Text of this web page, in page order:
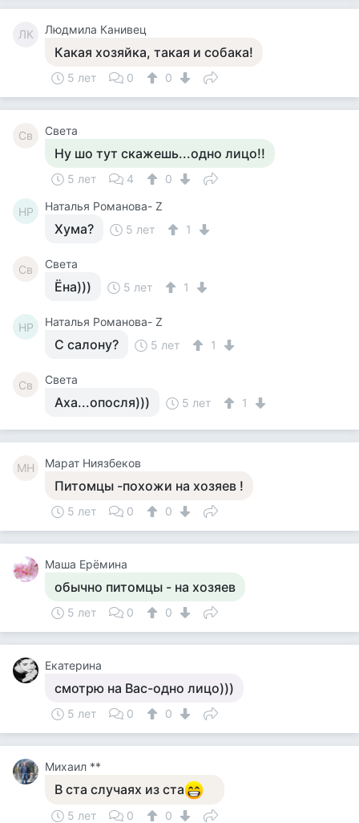
ЛК Людмила Канивец
Какая хозяйка, такая и собака!
5 лет 0 0
Св Света
Ну шо тут скажешь...одно лицо!!
5 лет 4 0
НР Наталья Романова- Z
Хума? 5 лет 1
Св Света
Ёна))) 5 лет 1
НР Наталья Романова- Z
С салону? 5 лет 1
Св Света
Аха...опосля))) 5 лет 1
МН Марат Ниязбеков
Питомцы -похожи на хозяев !
5 лет 0 0
Маша Ерёмина
обычно питомцы - на хозяев
5 лет 0 0
Екатерина
смотрю на Вас-одно лицо)))
5 лет 0 0
Михаил **
В ста случаях из ста
5 лет 0 0